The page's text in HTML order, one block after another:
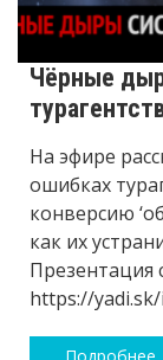
Чёрные
На эфире
ошибках
конверсию
как их
Презентация
https://yadi.sk/
Подробнее